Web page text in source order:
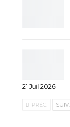
21 Juil 2026
PRÉC. SUIV.